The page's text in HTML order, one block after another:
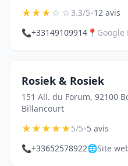
★★★☆☆3.3/5•12 avis
📞+33149109914 📍 Google
Rosiek & Rosiek
151 All. du Forum, 92100
Billancourt
★★★★★5/5•5 avis
📞+33652578922🌐Site